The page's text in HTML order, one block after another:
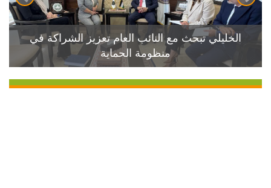
الخليلي تبحث مع النائب العام تعزيز الشراكة في
منظومة الحماية